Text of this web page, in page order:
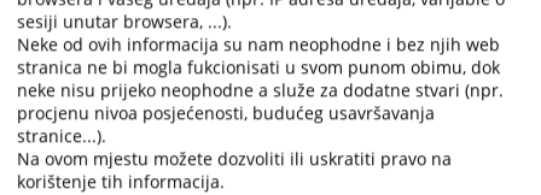
Prikazana vijest je na: Bosanski jezik
144 PREGLEDA
sesiji unutar browsera, ...).
Neke od ovih informacija su nam neophodne i bez njih web
stranica ne bi mogla fukcionisati u svom punom obimu, dok
neke nisu prijeko neophodne a služe za dodatne stvari (npr.
procjenu nivoa posjećenosti, budućeg usavršavanja
stranice...).
Na ovom mjestu možete dozvoliti ili uskratiti pravo na
korištenje tih informacija.